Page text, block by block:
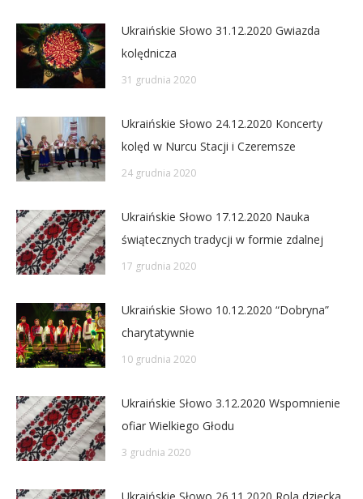
Ukraińskie Słowo 31.12.2020 Gwiazda
kolędnicza
31 grudnia 2020
Ukraińskie Słowo 24.12.2020 Koncerty
kolęd w Nurcu Stacji i Czeremsze
24 grudnia 2020
Ukraińskie Słowo 17.12.2020 Nauka
świątecznych tradycji w formie zdalnej
17 grudnia 2020
Ukraińskie Słowo 10.12.2020 “Dobryna”
charytatywnie
10 grudnia 2020
Ukraińskie Słowo 3.12.2020 Wspomnienie
ofiar Wielkiego Głodu
3 grudnia 2020